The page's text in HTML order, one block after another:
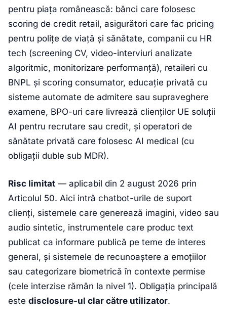
pentru piața românească: bănci care folosesc
scoring de credit retail, asigurători care fac pricing
pentru polițe de viață și sănătate, companii cu HR
tech (screening CV, video-interviuri analizate
algoritmic, monitorizare performanță), retaileri cu
BNPL și scoring consumator, educație privată cu
sisteme automate de admitere sau supraveghere
examene, BPO-uri care livrează clienților UE soluții
AI pentru recrutare sau credit, și operatori de
sănătate privată care folosesc AI medical (cu
obligații duble sub MDR).
Risc limitat — aplicabil din 2 august 2026 prin
Articolul 50. Aici intră chatbot-urile de suport
clienți, sistemele care generează imagini, video sau
audio sintetic, instrumentele care produc text
publicat ca informare publică pe teme de interes
general, și sistemele de recunoaștere a emoțiilor
sau categorizare biometrică în contexte permise
(cele interzise rămân la nivel 1). Obligația principală
este disclosure-ul clar către utilizator.